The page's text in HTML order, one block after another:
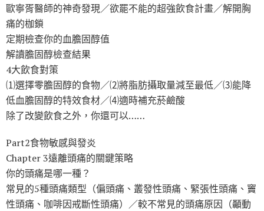
歐寧胥醫師的神奇發現／欲罷不能的超強飲食計畫／解開胸
痛的枷鎖
定期檢查你的血膽固醇值
解讀膽固醇檢查結果
4大飲食對策
⑴選擇零膽固醇的食物／⑵將脂肪攝取量減至最低／⑶能降
低血膽固醇的特效食材／⑷適時補充菸鹼酸
除了改變飲食之外，你還可以……
Part2食物敏感與發炎
Chapter 3遠離頭痛的關鍵策略
你的頭痛是哪一種？
常見的5種頭痛類型（偏頭痛、叢發性頭痛、緊張性頭痛、竇
性頭痛、咖啡因戒斷性頭痛）／較不常見的頭痛原因（顳動